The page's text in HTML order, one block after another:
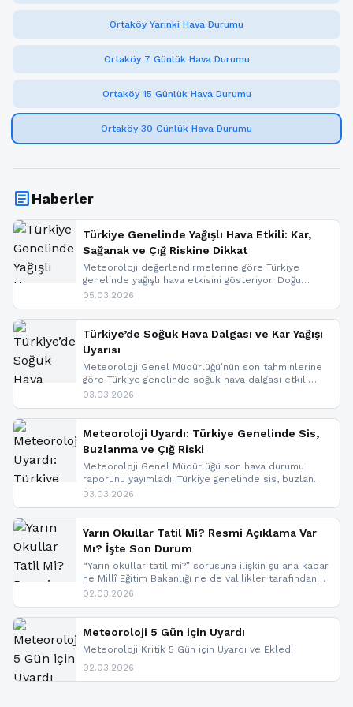
Ortaköy Yarınki Hava Durumu
Ortaköy 7 Günlük Hava Durumu
Ortaköy 15 Günlük Hava Durumu
Ortaköy 30 Günlük Hava Durumu
articleHaberler
Türkiye Genelinde Yağışlı Hava Etkili: Kar,
Sağanak ve Çığ Riskine Dikkat
Meteoroloji değerlendirmelerine göre Türkiye
genelinde yağışlı hava etkisini gösteriyor. Doğu
bölgelerinde kar yağışı beklenirken Marmara ve
ise çığ tehlikesi bulunuyor. İç kesimlerde sis ve pus
nedeniyle görüş mesafesinde azalma
yaşanabileceği belirtiliyor.
05.03.2026
Türkiye’de Soğuk Hava Dalgası ve Kar Yağışı
Uyarısı
Meteoroloji Genel Müdürlüğü’nün son tahminlerine
göre Türkiye genelinde soğuk hava dalgası etkili
oluyor. Birçok il için kar yağışı ve buzlanma uyarısı
03.03.2026
Meteoroloji Uyardı: Türkiye Genelinde Sis,
Buzlanma ve Çığ Riski
Meteoroloji Genel Müdürlüğü son hava durumu
raporunu yayımladı. Türkiye genelinde sis, buzlanma
ve don beklenirken Doğu Anadolu ve Doğu
yapıldı. İşte son dakika meteoroloji gelişmeleri.
03.03.2026
Yarın Okullar Tatil Mi? Resmi Açıklama Var
Mı? İşte Son Durum
“Yarın okullar tatil mi?” sorusuna ilişkin şu ana kadar
ne Millî Eğitim Bakanlığı ne de valilikler tarafından
yapılmış resmi bir tatil açıklaması bulunmamaktadır.
paylaşacağız. En hızlı şekilde haberdar olmak için
sitemizi takip edebilir ve bildirimleri açabilirsiniz.
02.03.2026
Meteoroloji 5 Gün için Uyardı
Meteoroloji Kritik 5 Gün için Uyardı ve Ekledi
02.03.2026